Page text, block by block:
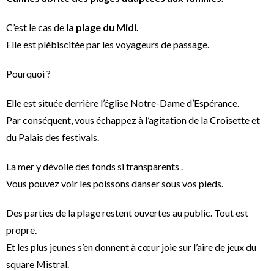
C’est le cas de la plage du Midi.
Elle est plébiscitée par les voyageurs de passage.
Pourquoi ?
Elle est située derrière l’église Notre-Dame d’Espérance.
Par conséquent, vous échappez à l’agitation de la Croisette et
du Palais des festivals.
La mer y dévoile des fonds si transparents .
Vous pouvez voir les poissons danser sous vos pieds.
Des parties de la plage restent ouvertes au public. Tout est
propre.
Et les plus jeunes s’en donnent à cœur joie sur l’aire de jeux du
square Mistral.